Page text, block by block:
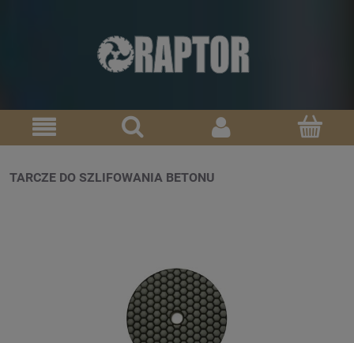
TARCZE DO SZLIFOWANIA BETONU